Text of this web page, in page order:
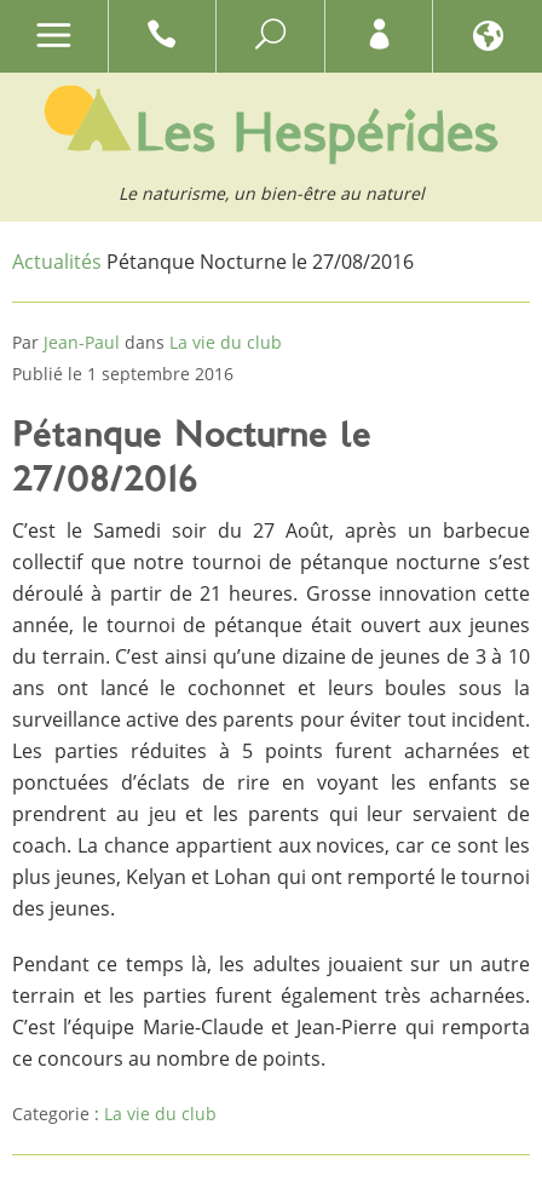
Le naturisme, un bien-être au naturel
Actualités Pétanque Nocturne le 27/08/2016
Par Jean-Paul dans La vie du club
Publié le 1 septembre 2016
Pétanque Nocturne le
27/08/2016
C’est le Samedi soir du 27 Août, après un barbecue
collectif que notre tournoi de pétanque nocturne s’est
déroulé à partir de 21 heures. Grosse innovation cette
année, le tournoi de pétanque était ouvert aux jeunes
du terrain. C’est ainsi qu’une dizaine de jeunes de 3 à 10
ans ont lancé le cochonnet et leurs boules sous la
surveillance active des parents pour éviter tout incident.
Les parties réduites à 5 points furent acharnées et
ponctuées d’éclats de rire en voyant les enfants se
prendrent au jeu et les parents qui leur servaient de
coach. La chance appartient aux novices, car ce sont les
plus jeunes, Kelyan et Lohan qui ont remporté le tournoi
des jeunes.
Pendant ce temps là, les adultes jouaient sur un autre
terrain et les parties furent également très acharnées.
C’est l’équipe Marie-Claude et Jean-Pierre qui remporta
ce concours au nombre de points.
Categorie : La vie du club